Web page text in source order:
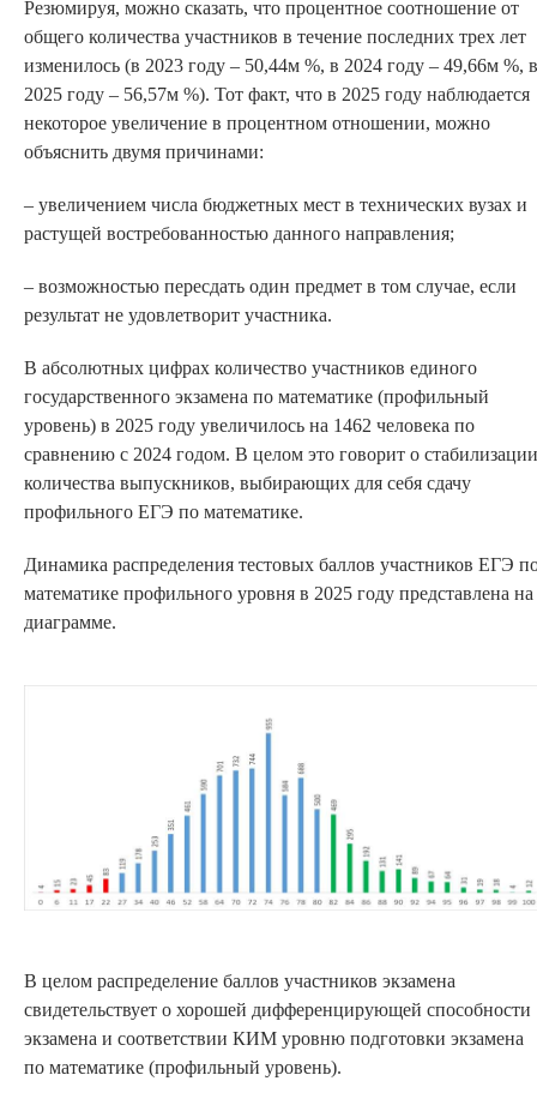
Резюмируя, можно сказать, что процентное соотношение от
общего количества участников в течение последних трех лет
изменилось (в 2023 году – 50,44м %, в 2024 году – 49,66м %, в
2025 году – 56,57м %). Тот факт, что в 2025 году наблюдается
некоторое увеличение в процентном отношении, можно
объяснить двумя причинами:
– увеличением числа бюджетных мест в технических вузах и
растущей востребованностью данного направления;
– возможностью пересдать один предмет в том случае, если
результат не удовлетворит участника.
В абсолютных цифрах количество участников единого
государственного экзамена по математике (профильный
уровень) в 2025 году увеличилось на 1462 человека по
сравнению с 2024 годом. В целом это говорит о стабилизации
количества выпускников, выбирающих для себя сдачу
профильного ЕГЭ по математике.
Динамика распределения тестовых баллов участников ЕГЭ
математике профильного уровня в 2025 году представлена на
диаграмме.
В целом распределение баллов участников экзамена
свидетельствует о хорошей дифференцирующей способности
экзамена и соответствии КИМ уровню подготовки экзамена
по математике (профильный уровень).